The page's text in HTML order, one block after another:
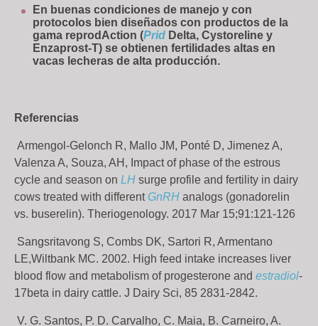
En buenas condiciones de manejo y con
protocolos bien diseñados con productos de la
gama reprodAction (Prid Delta, Cystoreline y
Enzaprost-T) se obtienen fertilidades altas en
vacas lecheras de alta producción.
Referencias
Armengol-Gelonch R, Mallo JM, Ponté D, Jimenez A,
Valenza A, Souza, AH, Impact of phase of the estrous
cycle and season on LH surge profile and fertility in dairy
cows treated with different GnRH analogs (gonadorelin
vs. buserelin). Theriogenology. 2017 Mar 15;91:121-126
Sangsritavong S, Combs DK, Sartori R, Armentano
LE,Wiltbank MC. 2002. High feed intake increases liver
blood flow and metabolism of progesterone and estradiol-
17beta in dairy cattle. J Dairy Sci, 85 2831-2842.
V. G. Santos, P. D. Carvalho, C. Maia, B. Carneiro, A.